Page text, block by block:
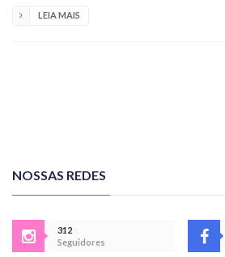
LEIA MAIS
NOSSAS REDES
312
Seguidores